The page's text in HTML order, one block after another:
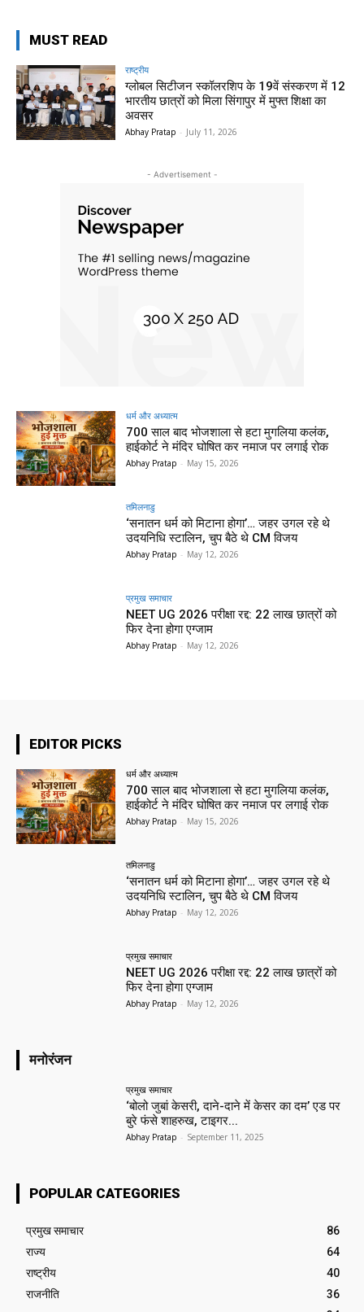
MUST READ
राष्ट्रीय
ग्लोबल सिटीजन स्कॉलरशिप के 19वें संस्करण में 12
भारतीय छात्रों को मिला सिंगापुर में मुफ्त शिक्षा का
अवसर
Abhay Pratap - July 11, 2026
- Advertisement -
धर्म और अध्यात्म
700 साल बाद भोजशाला से हटा मुगलिया कलंक,
हाईकोर्ट ने मंदिर घोषित कर नमाज पर लगाई रोक
Abhay Pratap - May 15, 2026
तमिलनाडु
‘सनातन धर्म को मिटाना होगा’… जहर उगल रहे थे
उदयनिधि स्टालिन, चुप बैठे थे CM विजय
Abhay Pratap - May 12, 2026
प्रमुख समाचार‎
NEET UG 2026 परीक्षा रद्द: 22 लाख छात्रों को
फिर देना होगा एग्जाम
Abhay Pratap - May 12, 2026
EDITOR PICKS
धर्म और अध्यात्म
700 साल बाद भोजशाला से हटा मुगलिया कलंक,
हाईकोर्ट ने मंदिर घोषित कर नमाज पर लगाई रोक
Abhay Pratap - May 15, 2026
तमिलनाडु
‘सनातन धर्म को मिटाना होगा’… जहर उगल रहे थे
उदयनिधि स्टालिन, चुप बैठे थे CM विजय
Abhay Pratap - May 12, 2026
प्रमुख समाचार‎
NEET UG 2026 परीक्षा रद्द: 22 लाख छात्रों को
फिर देना होगा एग्जाम
Abhay Pratap - May 12, 2026
मनोरंजन
प्रमुख समाचार‎
‘बोलो जुबां केसरी, दाने-दाने में केसर का दम’ एड पर
बुरे फंसे शाहरुख, टाइगर...
Abhay Pratap - September 11, 2025
POPULAR CATEGORIES
प्रमुख समाचार‎
86
राज्य
64
राष्ट्रीय
40
राजनीति
36